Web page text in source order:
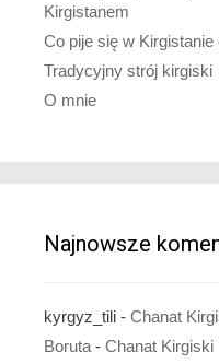
Kirgistanem
Co pije się w
Tradycyjny strój kirgiski
O mnie
Najnowsze
kyrgyz_tili - Chanat
Boruta - Chanat Kirgiski